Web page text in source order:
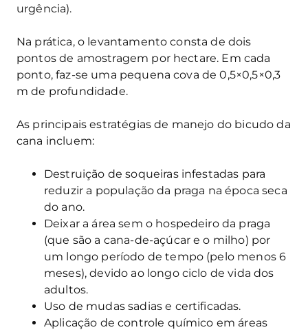
urgência).
Na prática, o levantamento consta de dois
pontos de amostragem por hectare. Em cada
ponto, faz-se uma pequena cova de 0,5×0,5×0,3
m de profundidade.
As principais estratégias de manejo do bicudo da
cana incluem:
Destruição de soqueiras infestadas para
reduzir a população da praga na época seca
do ano.
Deixar a área sem o hospedeiro da praga
(que são a cana-de-açúcar e o milho) por
um longo período de tempo (pelo menos 6
meses), devido ao longo ciclo de vida dos
adultos.
Uso de mudas sadias e certificadas.
Aplicação de controle químico em áreas